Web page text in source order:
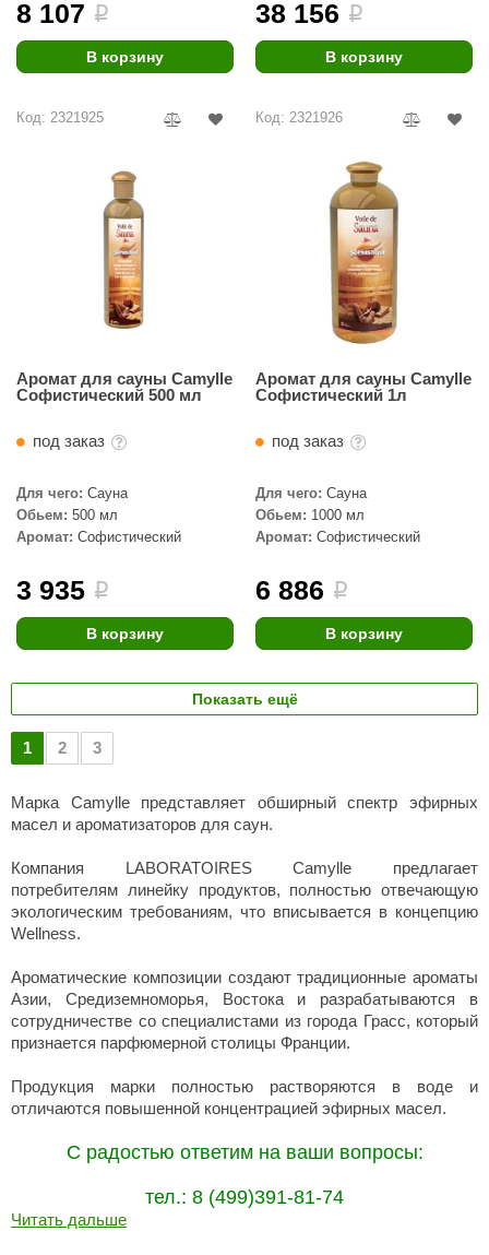
8 107 i
В корзину
38 156 i
В корзину
Код: 2321925
Аромат для сауны Camylle
Софистический 500 мл
под заказ
Для чего: Сауна
Обьем: 500 мл
Аромат: Софистический
3 935 i
В корзину
Код: 2321926
Аромат для сауны Camylle
Софистический 1л
под заказ
Для чего: Сауна
Обьем: 1000 мл
Аромат: Софистический
6 886 i
В корзину
Показать ещё
1 2 3
Марка Camylle представляет обширный спектр эфирных
масел и ароматизаторов для саун.
Компания LABORATOIRES Camylle предлагает
потребителям линейку продуктов, полностью отвечающую
экологическим требованиям, что вписывается в концепцию
Wellness.
Ароматические композиции создают традиционные ароматы
Азии, Средиземноморья, Востока и разрабатываются в
сотрудничестве со специалистами из города Грасс, который
признается парфюмерной столицы Франции.
Продукция марки полностью растворяются в воде и
отличаются повышенной концентрацией эфирных масел.
С радостью ответим на ваши вопросы:
тел.: 8 (499)391-81-74
Читать дальше